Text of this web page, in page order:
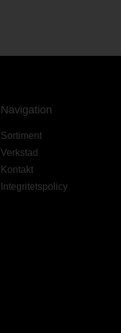
Navigation
Sortiment
Verkstad
Kontakt
Integritetspolicy